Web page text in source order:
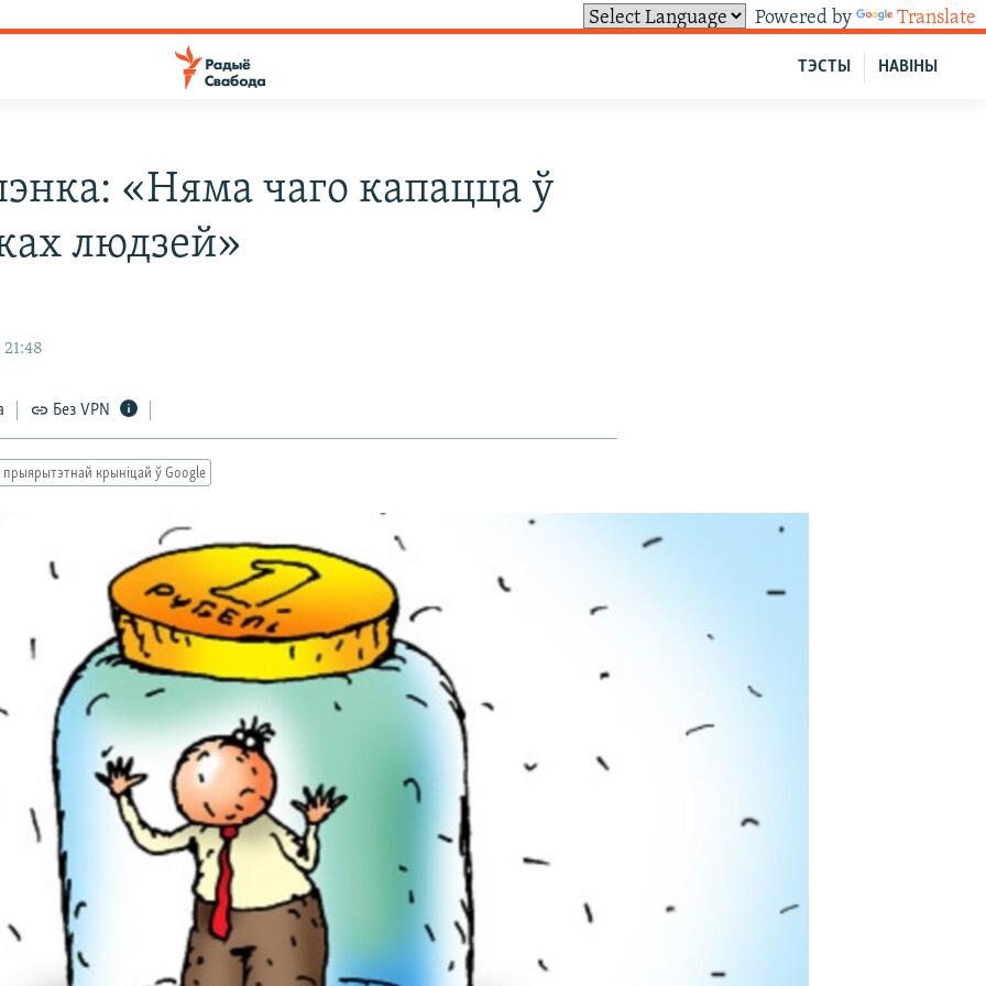
Powered by Translate
НАВІНЫ
ТЭСТЫ
«Няма чаго капацца ў
людзей»
21:48
Без VPN
прыярытэтнай крыніцай ў Google